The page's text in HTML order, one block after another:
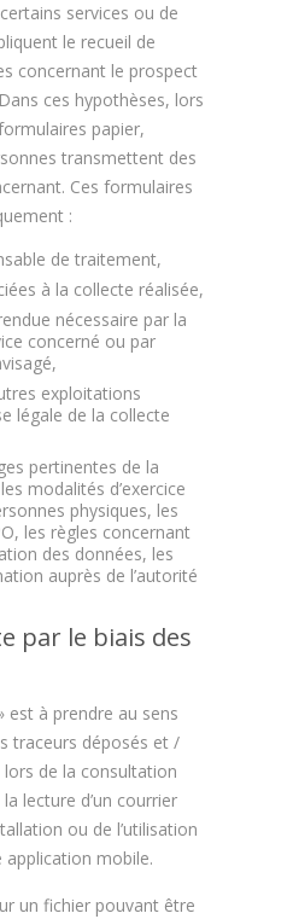
services ou de
le recueil de
concernant le prospect
ces hypothèses, lors
papier,
transmettent des
Ces formulaires
:
de traitement,
à la collecte réalisée,
nécessaire par la
concerné ou par
exploitations
légale de la collecte
pertinentes de la
modalités d’exercice
physiques, les
les règles concernant
des données, les
auprès de l’autorité
par le biais des
est à prendre au sens
traceurs déposés et /
de la consultation
lecture d’un courrier
ou de l’utilisation
application mobile.
un fichier pouvant être